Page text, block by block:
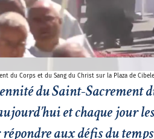
du Corps et du Sang du Christ sur la Plaza de
du Saint-Sacrement
et chaque jour
aux défis du